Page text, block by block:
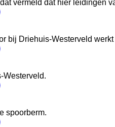
vermeld dat hier leidingen
bij Driehuis-Westerveld
Westerveld.
spoorberm.